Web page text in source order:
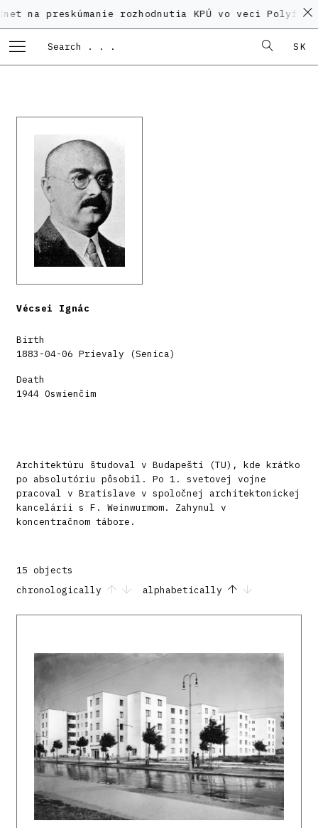
rozhodnutia KPÚ vo veci Polyfunkčného
SK
Vécsei Ignác
Birth
1883-04-06 Prievaly (Senica)
Death
1944 Oswienčim
Architektúru študoval v Budapešti (TU), kde krátko
po absolutóriu pôsobil. Po 1. svetovej vojne
pracoval v Bratislave v spoločnej architektonickej
kancelárii s F. Weinwurmom. Zahynul v
koncentračnom tábore.
15 objects
chronologically
alphabetically